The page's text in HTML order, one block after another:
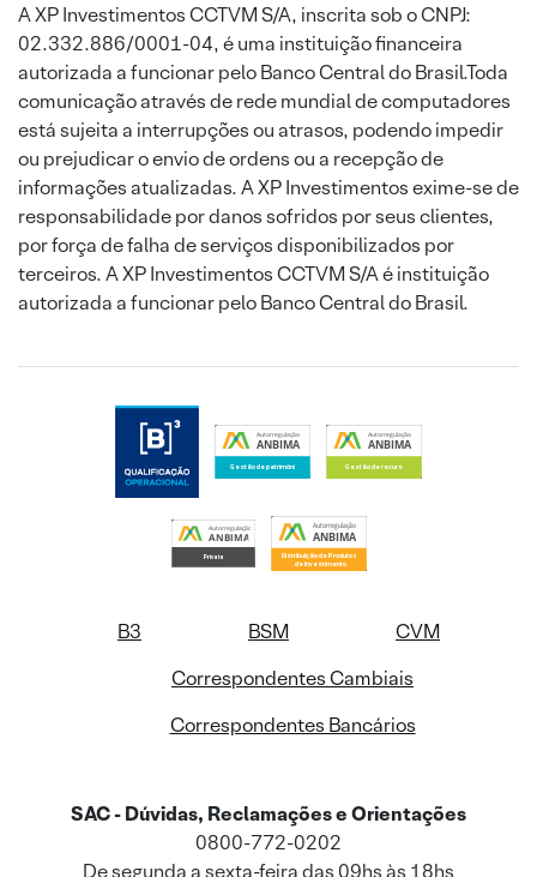
A XP Investimentos CCTVM S/A, inscrita sob o CNPJ:
02.332.886/0001-04, é uma instituição financeira
autorizada a funcionar pelo Banco Central do Brasil.Toda
comunicação através de rede mundial de computadores
está sujeita a interrupções ou atrasos, podendo impedir
ou prejudicar o envio de ordens ou a recepção de
informações atualizadas. A XP Investimentos exime-se de
responsabilidade por danos sofridos por seus clientes,
por força de falha de serviços disponibilizados por
terceiros. A XP Investimentos CCTVM S/A é instituição
autorizada a funcionar pelo Banco Central do Brasil.
B3 BSM
CVM
Correspondentes Cambiais
Correspondentes Bancários
SAC - Dúvidas, Reclamações e Orientações
0800-772-0202
De segunda a sexta-feira das 09hs às 18hs